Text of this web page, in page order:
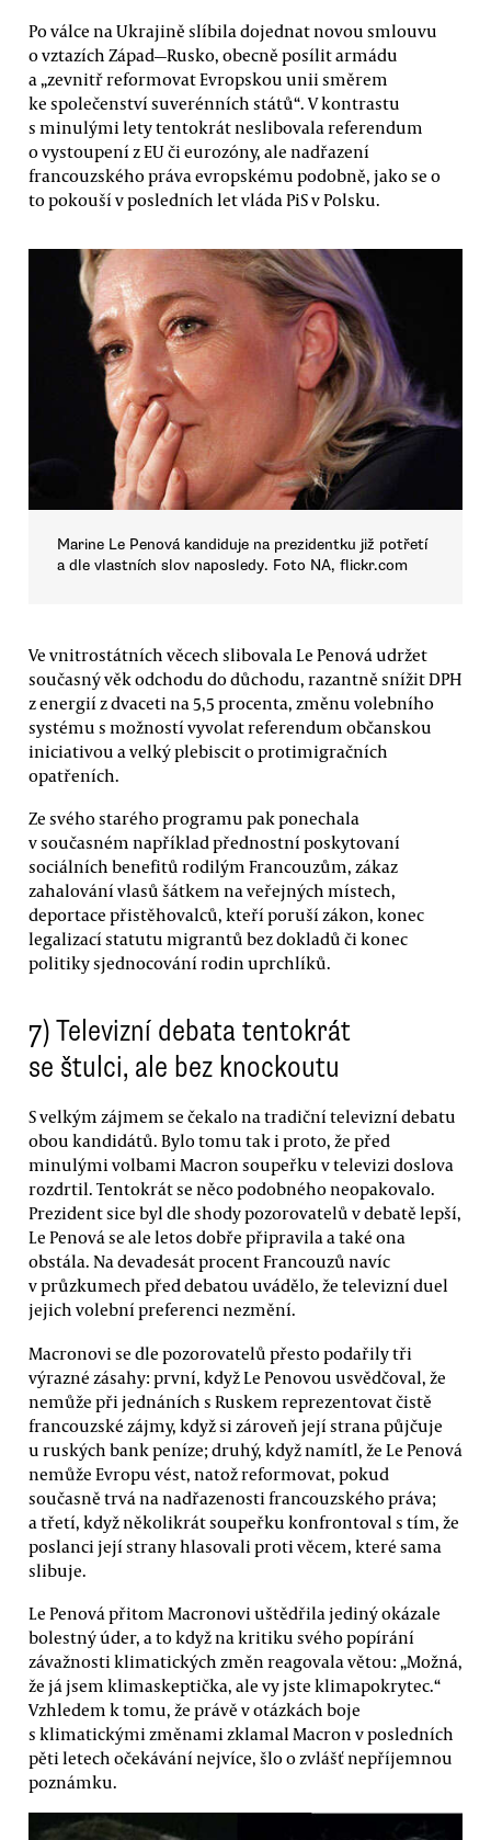
Po válce na Ukrajině slíbila dojednat novou smlouvu
o vztazích Západ—Rusko, obecně posílit armádu
a „zevnitř reformovat Evropskou unii směrem
ke společenství suverénních států“. V kontrastu
s minulými lety tentokrát neslibovala referendum
o vystoupení z EU či eurozóny, ale nadřazení
francouzského práva evropskému podobně, jako se o
to pokouší v posledních let vláda PiS v Polsku.
Marine Le Penová kandiduje na prezidentku již potřetí
a dle vlastních slov naposledy. Foto NA, flickr.com
Ve vnitrostátních věcech slibovala Le Penová udržet
současný věk odchodu do důchodu, razantně snížit DPH
z energií z dvaceti na 5,5 procenta, změnu volebního
systému s možností vyvolat referendum občanskou
iniciativou a velký plebiscit o protimigračních
opatřeních.
Ze svého starého programu pak ponechala
v současném například přednostní poskytovaní
sociálních benefitů rodilým Francouzům, zákaz
zahalování vlasů šátkem na veřejných místech,
deportace přistěhovalců, kteří poruší zákon, konec
legalizací statutu migrantů bez dokladů či konec
politiky sjednocování rodin uprchlíků.
7) Televizní debata tentokrát
se štulci, ale bez knockoutu
S velkým zájmem se čekalo na tradiční televizní debatu
obou kandidátů. Bylo tomu tak i proto, že před
minulými volbami Macron soupeřku v televizi doslova
rozdrtil. Tentokrát se něco podobného neopakovalo.
Prezident sice byl dle shody pozorovatelů v debatě lepší,
Le Penová se ale letos dobře připravila a také ona
obstála. Na devadesát procent Francouzů navíc
v průzkumech před debatou uvádělo, že televizní duel
jejich volební preferenci nezmění.
Macronovi se dle pozorovatelů přesto podařily tři
výrazné zásahy: první, když Le Penovou usvědčoval, že
nemůže při jednáních s Ruskem reprezentovat čistě
francouzské zájmy, když si zároveň její strana půjčuje
u ruských bank peníze; druhý, když namítl, že Le Penová
nemůže Evropu vést, natož reformovat, pokud
současně trvá na nadřazenosti francouzského práva;
a třetí, když několikrát soupeřku konfrontoval s tím, že
poslanci její strany hlasovali proti věcem, které sama
slibuje.
Le Penová přitom Macronovi uštědřila jediný okázale
bolestný úder, a to když na kritiku svého popírání
závažnosti klimatických změn reagovala větou: „Možná,
že já jsem klimaskeptička, ale vy jste klimapokrytec.“
Vzhledem k tomu, že právě v otázkách boje
s klimatickými změnami zklamal Macron v posledních
pěti letech očekávání nejvíce, šlo o zvlášť nepříjemnou
poznámku.